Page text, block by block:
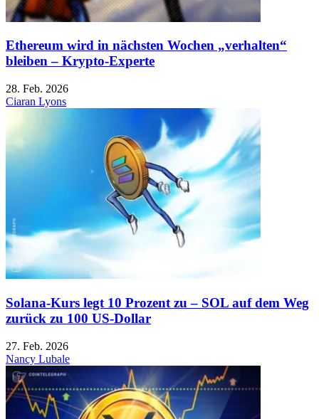
Ethereum wird in nächsten Wochen „verhalten“
bleiben – Krypto-Experte
28. Feb. 2026
Ciaran Lyons
Solana-Kurs legt 10 Prozent zu – SOL auf dem Weg
zurück zu 100 US-Dollar
27. Feb. 2026
Nancy Lubale